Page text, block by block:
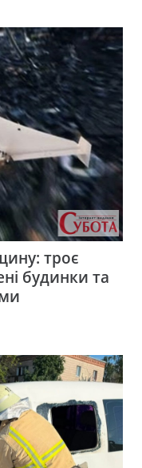
троє
будинки та